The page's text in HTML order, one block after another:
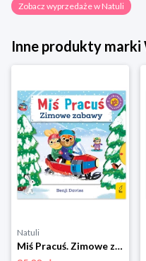
Zobacz wyprzedaże w Natuli
Inne produkty marki
Natuli
Miś Pracuś. Zimowe zabawy Wilga